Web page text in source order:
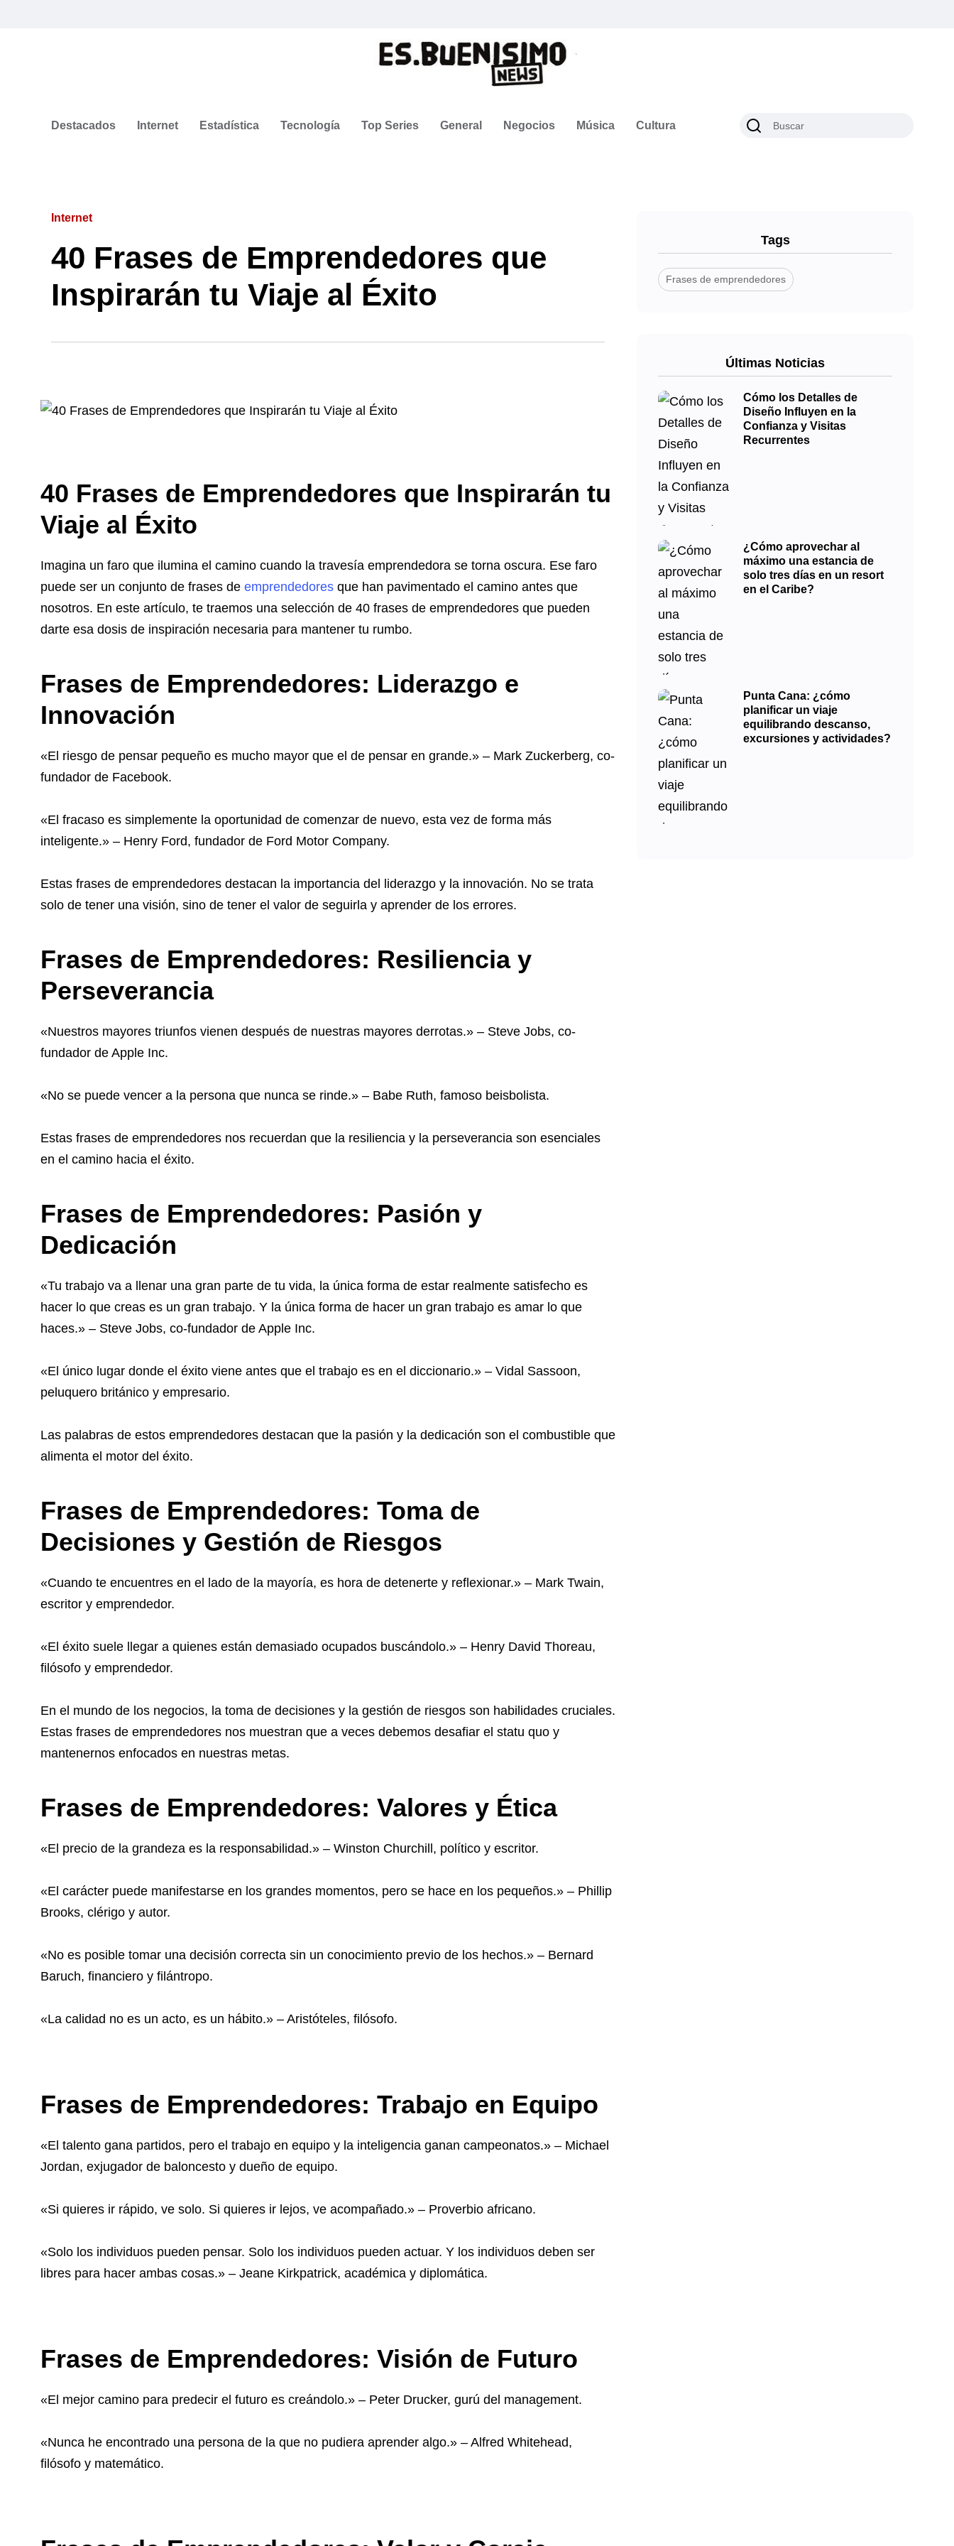
Destacados Internet Estadística Tecnología Top Series General Negocios Música Cultura
Internet
40 Frases de Emprendedores que
Inspirarán tu Viaje al Éxito
40 Frases de Emprendedores que Inspirarán tu
Viaje al Éxito
Imagina un faro que ilumina el camino cuando la travesía emprendedora se torna oscura. Ese faro
puede ser un conjunto de frases de emprendedores que han pavimentado el camino antes que
nosotros. En este artículo, te traemos una selección de 40 frases de emprendedores que pueden
darte esa dosis de inspiración necesaria para mantener tu rumbo.
Frases de Emprendedores: Liderazgo e
Innovación
«El riesgo de pensar pequeño es mucho mayor que el de pensar en grande.» – Mark Zuckerberg, co-
fundador de Facebook.
«El fracaso es simplemente la oportunidad de comenzar de nuevo, esta vez de forma más
inteligente.» – Henry Ford, fundador de Ford Motor Company.
Estas frases de emprendedores destacan la importancia del liderazgo y la innovación. No se trata
solo de tener una visión, sino de tener el valor de seguirla y aprender de los errores.
Frases de Emprendedores: Resiliencia y
Perseverancia
«Nuestros mayores triunfos vienen después de nuestras mayores derrotas.» – Steve Jobs, co-
fundador de Apple Inc.
«No se puede vencer a la persona que nunca se rinde.» – Babe Ruth, famoso beisbolista.
Estas frases de emprendedores nos recuerdan que la resiliencia y la perseverancia son esenciales
en el camino hacia el éxito.
Frases de Emprendedores: Pasión y
Dedicación
«Tu trabajo va a llenar una gran parte de tu vida, la única forma de estar realmente satisfecho es
hacer lo que creas es un gran trabajo. Y la única forma de hacer un gran trabajo es amar lo que
haces.» – Steve Jobs, co-fundador de Apple Inc.
«El único lugar donde el éxito viene antes que el trabajo es en el diccionario.» – Vidal Sassoon,
peluquero británico y empresario.
Las palabras de estos emprendedores destacan que la pasión y la dedicación son el combustible que
alimenta el motor del éxito.
Frases de Emprendedores: Toma de
Decisiones y Gestión de Riesgos
«Cuando te encuentres en el lado de la mayoría, es hora de detenerte y reflexionar.» – Mark Twain,
escritor y emprendedor.
«El éxito suele llegar a quienes están demasiado ocupados buscándolo.» – Henry David Thoreau,
filósofo y emprendedor.
En el mundo de los negocios, la toma de decisiones y la gestión de riesgos son habilidades cruciales.
Estas frases de emprendedores nos muestran que a veces debemos desafiar el statu quo y
mantenernos enfocados en nuestras metas.
Frases de Emprendedores: Valores y Ética
«El precio de la grandeza es la responsabilidad.» – Winston Churchill, político y escritor.
«El carácter puede manifestarse en los grandes momentos, pero se hace en los pequeños.» – Phillip
Brooks, clérigo y autor.
«No es posible tomar una decisión correcta sin un conocimiento previo de los hechos.» – Bernard
Baruch, financiero y filántropo.
«La calidad no es un acto, es un hábito.» – Aristóteles, filósofo.
Frases de Emprendedores: Trabajo en Equipo
«El talento gana partidos, pero el trabajo en equipo y la inteligencia ganan campeonatos.» – Michael
Jordan, exjugador de baloncesto y dueño de equipo.
«Si quieres ir rápido, ve solo. Si quieres ir lejos, ve acompañado.» – Proverbio africano.
«Solo los individuos pueden pensar. Solo los individuos pueden actuar. Y los individuos deben ser
libres para hacer ambas cosas.» – Jeane Kirkpatrick, académica y diplomática.
Frases de Emprendedores: Visión de Futuro
«El mejor camino para predecir el futuro es creándolo.» – Peter Drucker, gurú del management.
«Nunca he encontrado una persona de la que no pudiera aprender algo.» – Alfred Whitehead,
filósofo y matemático.
Tags
Frases de emprendedores
Últimas Noticias
Cómo los Detalles de
Diseño Influyen en la
Confianza y Visitas
Recurrentes
¿Cómo aprovechar al
máximo una estancia de
solo tres días en un resort
en el Caribe?
Punta Cana: ¿cómo
planificar un viaje
equilibrando descanso,
excursiones y actividades?